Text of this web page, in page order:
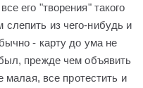
его "творения" такого
из чего-нибудь и
- карту до ума не
прежде чем объявить
малая, все протестить и